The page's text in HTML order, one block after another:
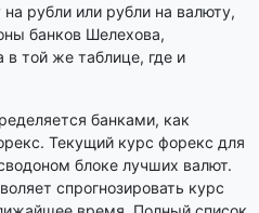
рубли или рубли на валюту,
банков Шелехова,
той же таблице, где и
банками, как
Текущий курс форекс для
блоке лучших валют.
спрогнозировать курс